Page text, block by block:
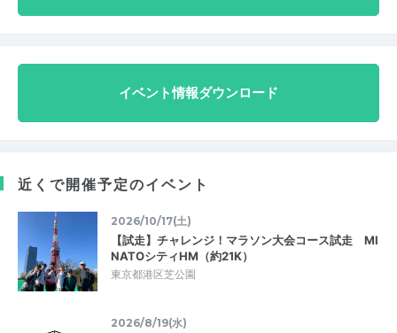
イベント情報ダウンロード
近くで開催予定のイベント
2026/10/17(土)
【試走】チャレンジ！マラソン大会コース試走 MI
NATOシティHM（約21K）
東京都港区芝公園
2026/8/19(水)